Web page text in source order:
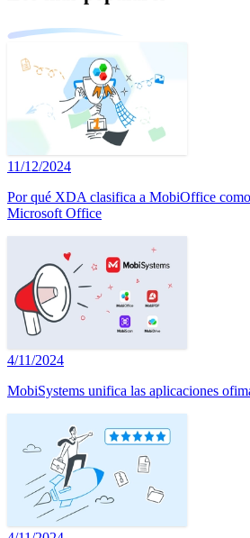
11/12/2024
Por qué XDA clasifica a MobiOffice
Microsoft Office
4/11/2024
MobiSystems unifica las aplicaciones